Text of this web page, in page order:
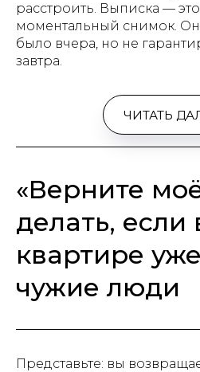
расстроить. Выписка —
моментальный снимок.
было вчера, но не
завтра.
ЧИТАТЬ
«Верните
делать,
квартире
чужие люди
Представьте: вы